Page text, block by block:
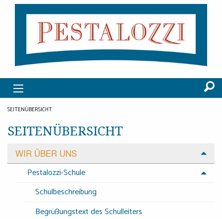
SEITENÜBERSICHT
SEITENÜBERSICHT
WIR ÜBER UNS
Pestalozzi-Schule
Schulbeschreibung
Begrüßungstext des Schulleiters